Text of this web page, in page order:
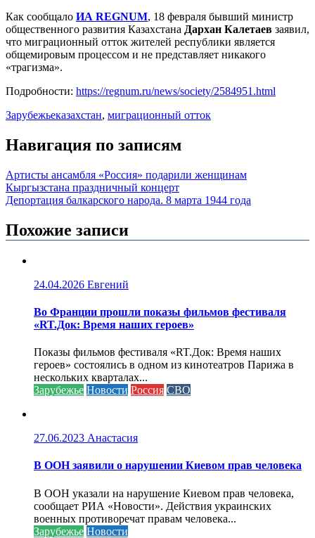
Как сообщало ИА REGNUM, 18 февраля бывший министр
общественного развития Казахстана Дархан Калетаев заявил,
что миграционный отток жителей республики является
общемировым процессом и не представляет никакого
«трагизма».
Подробности: https://regnum.ru/news/society/2584951.html
Зарубежьеказахстан, миграционный отток
Навигация по записям
Артисты ансамбля «Россия» подарили женщинам
Кыргызстана праздничный концерт
Депортация балкарского народа. 8 марта 1944 года
Похожие записи
24.04.2026 Евгений
Во Франции прошли показы фильмов фестиваля
«RT.Док: Время наших героев»
Показы фильмов фестиваля «RT.Док: Время наших
героев» состоялись в одном из кинотеатров Парижа в
нескольких кварталах...
Зарубежье Новости Россия СВО
27.06.2023 Анастасия
В ООН заявили о нарушении Киевом прав человека
В ООН указали на нарушение Киевом прав человека,
сообщает РИА «Новости». Действия украинских
военных противоречат правам человека...
Зарубежье Новости